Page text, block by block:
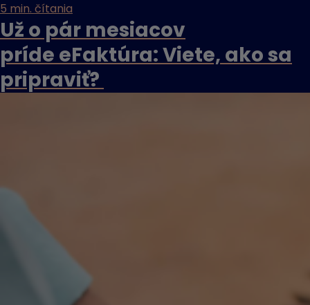
5 min. čítania
Už o pár mesiacov
príde eFaktúra: Viete, ako sa
pripraviť?